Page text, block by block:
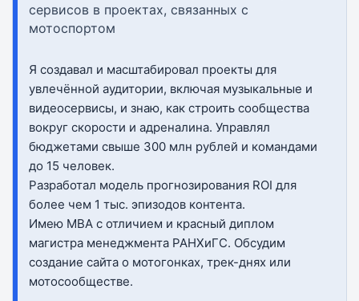
сервисов в проектах, связанных с
мотоспортом
Я создавал и масштабировал проекты для
увлечённой аудитории, включая музыкальные и
видеосервисы, и знаю, как строить сообщества
вокруг скорости и адреналина. Управлял
бюджетами свыше 300 млн рублей и командами
до 15 человек.
Разработал модель прогнозирования ROI для
более чем 1 тыс. эпизодов контента.
Имею MBA с отличием и красный диплом
магистра менеджмента РАНХиГС. Обсудим
создание сайта о мотогонках, трек-днях или
мотосообществе.